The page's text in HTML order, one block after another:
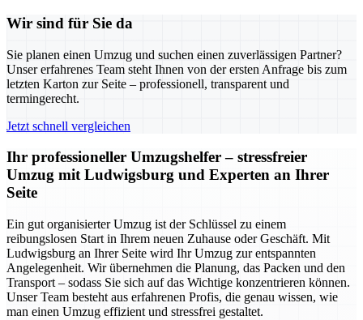
Wir sind für Sie da
Sie planen einen Umzug und suchen einen zuverlässigen Partner?
Unser erfahrenes Team steht Ihnen von der ersten Anfrage bis zum
letzten Karton zur Seite – professionell, transparent und
termingerecht.
Jetzt schnell vergleichen
Ihr professioneller Umzugshelfer – stressfreier
Umzug mit Ludwigsburg und Experten an Ihrer
Seite
Ein gut organisierter Umzug ist der Schlüssel zu einem
reibungslosen Start in Ihrem neuen Zuhause oder Geschäft. Mit
Ludwigsburg an Ihrer Seite wird Ihr Umzug zur entspannten
Angelegenheit. Wir übernehmen die Planung, das Packen und den
Transport – sodass Sie sich auf das Wichtige konzentrieren können.
Unser Team besteht aus erfahrenen Profis, die genau wissen, wie
man einen Umzug effizient und stressfrei gestaltet.